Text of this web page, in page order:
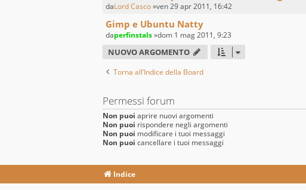
daLord Casco»ven 29 apr 2011, 16:42
Gimp e Ubuntu Natty
daperfinstals»dom 1 mag 2011, 9:23
NUOVO ARGOMENTO
Torna all’Indice della Board
Permessi forum
Non puoi aprire nuovi argomenti
Non puoi rispondere negli argomenti
Non puoi modificare i tuoi messaggi
Non puoi cancellare i tuoi messaggi
Indice